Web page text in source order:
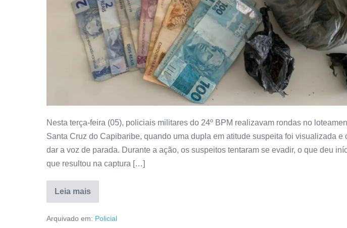
Nesta terça-feira (05), policiais militares do 24º BPM realizavam rondas no
Santa Cruz do Capibaribe, quando uma dupla em atitude suspeita foi visualizada e
dar a voz de parada. Durante a ação, os suspeitos tentaram se evadir, o que deu
que resultou na captura […]
Leia mais
Arquivado em: Policial